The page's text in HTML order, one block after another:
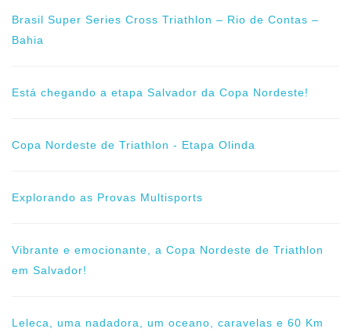
Brasil Super Series Cross Triathlon – Rio de Contas –
Bahia
Está chegando a etapa Salvador da Copa Nordeste!
Copa Nordeste de Triathlon - Etapa Olinda
Explorando as Provas Multisports
Vibrante e emocionante, a Copa Nordeste de Triathlon
em Salvador!
Leleca, uma nadadora, um oceano, caravelas e 60 Km